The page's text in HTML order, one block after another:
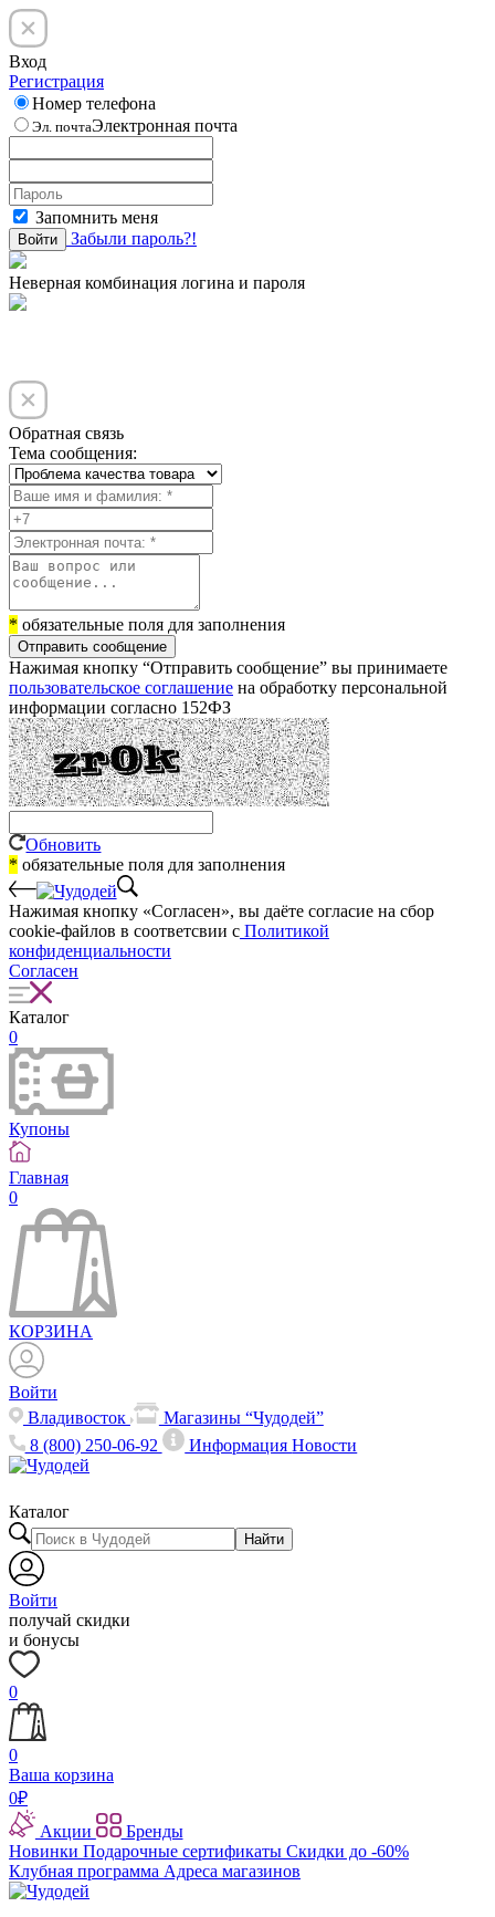
Вход
Регистрация
Номер телефона
Эл. почтаЭлектронная почта
Запомнить меня
Войти Забыли пароль?!
Неверная комбинация логина и пароля
Обратная связь
Тема сообщения:
* обязательные поля для заполнения
Отправить сообщение
Нажимая кнопку “Отправить сообщение” вы принимаете
пользовательское соглашение на обработку персональной
информации согласно 152ФЗ
Обновить
* обязательные поля для заполнения
Нажимая кнопку «Согласен», вы даёте cогласие на сбор
cookie-файлов в соответсвии с Политикой
конфиденциальности
Согласен
Каталог
0
Купоны
Главная
0
КОРЗИНА
Войти
Владивосток
Магазины “Чудодей”
8 (800) 250-06-92
ИнформацияНовости
Каталог
Найти
Войти
получай скидки
и бонусы
0
0
Ваша корзина
0₽
Акции
Бренды
Новинки Подарочные сертификаты Скидки до -60%
Клубная программа Адреса магазинов